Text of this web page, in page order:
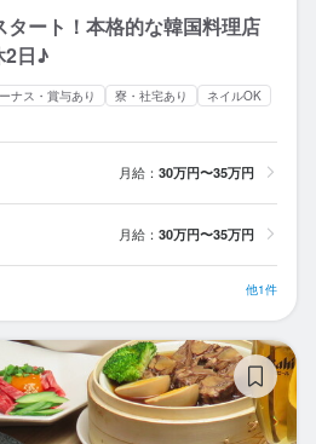
ート！本格的な韓国料理店
2日♪
ナス・賞与あり 寮・社宅あり
ネイルOK
月給： 30万円〜35万円
月給： 30万円〜35万円
他1件